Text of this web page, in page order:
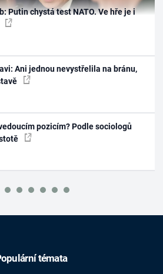
Putin chystá test NATO. Ve hře je i
Ani jednou nevystřelila na bránu,
pozicím? Podle sociologů
témata